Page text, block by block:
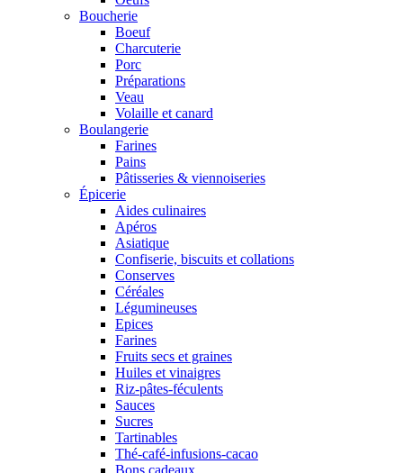
Boucherie
Boeuf
Charcuterie
Porc
Préparations
Veau
Volaille et canard
Boulangerie
Farines
Pains
Pâtisseries & viennoiseries
Épicerie
Aides culinaires
Apéros
Asiatique
Confiserie, biscuits et collations
Conserves
Céréales
Légumineuses
Epices
Farines
Fruits secs et graines
Huiles et vinaigres
Riz-pâtes-féculents
Sauces
Sucres
Tartinables
Thé-café-infusions-cacao
Bons cadeaux